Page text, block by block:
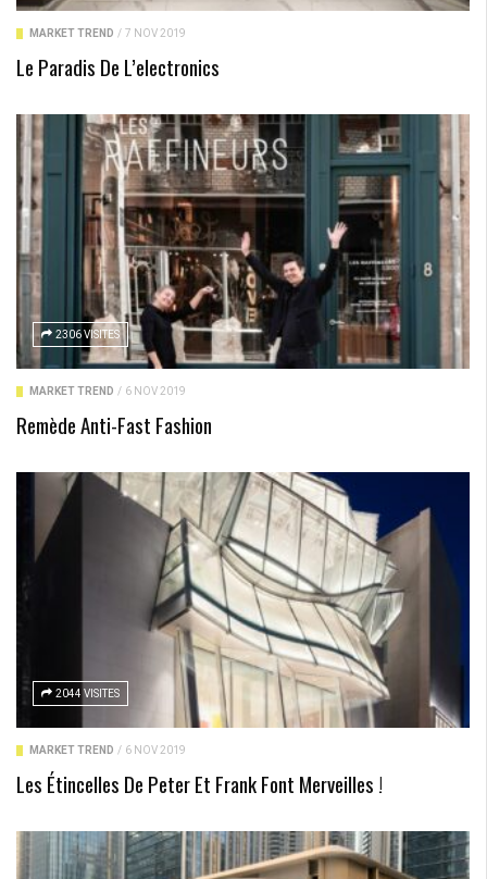
MARKET TREND / 7 NOV 2019
Le Paradis De L’electronics
2306 VISITES
MARKET TREND / 6 NOV 2019
Remède Anti-Fast Fashion
2044 VISITES
MARKET TREND / 6 NOV 2019
Les Étincelles De Peter Et Frank Font Merveilles !